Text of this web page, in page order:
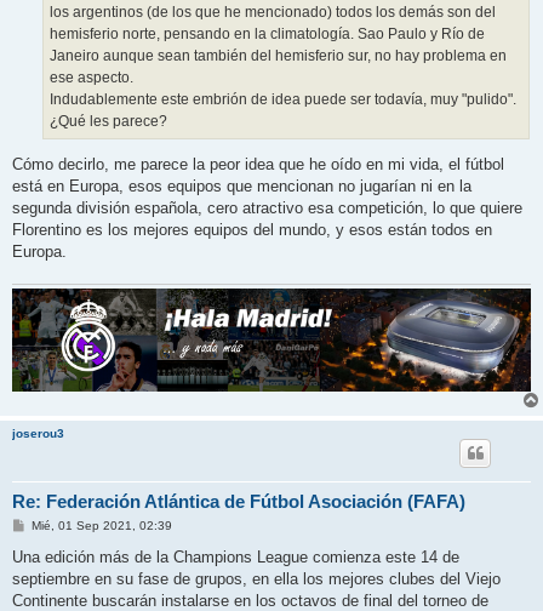
los argentinos (de los que he mencionado) todos los demás son del
hemisferio norte, pensando en la climatología. Sao Paulo y Río de
Janeiro aunque sean también del hemisferio sur, no hay problema en
ese aspecto.
Indudablemente este embrión de idea puede ser todavía, muy "pulido".
¿Qué les parece?
Cómo decirlo, me parece la peor idea que he oído en mi vida, el fútbol
está en Europa, esos equipos que mencionan no jugarían ni en la
segunda división española, cero atractivo esa competición, lo que quiere
Florentino es los mejores equipos del mundo, y esos están todos en
Europa.
joserou3
Re: Federación Atlántica de Fútbol Asociación (FAFA)
M
n
a
j
Mié, 01 Sep 2021, 02:39
Una edición más de la Champions League comienza este 14 de
septiembre en su fase de grupos, en ella los mejores clubes del Viejo
Continente buscarán instalarse en los octavos de final del torneo de